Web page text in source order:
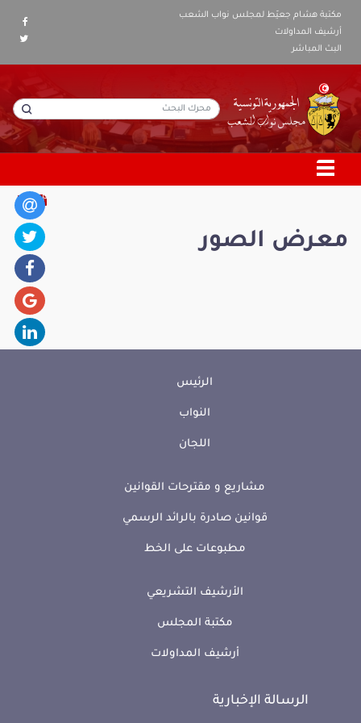
مكتبة هشام جعيّط لمجلس نواب الشعب
أرشيف المداولات
البث المباشر
معرض الصور
الرئيس
النواب
اللجان
مشاريع و مقترحات القوانين
قوانين صادرة بالرائد الرسمي
مطبوعات على الخط
الأرشيف التشريعي
مكتبة المجلس
أرشيف المداولات
الرسالة الإخبارية